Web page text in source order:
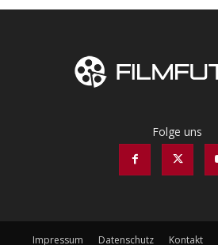
Folge uns
Impressum Datenschutz Kontakt